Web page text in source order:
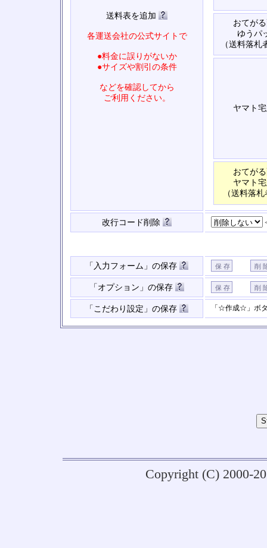
送料表を追加
各運送会社の公式サイトで
●料金に誤りがないか
●サイズや割引の条件
などを確認してから
ご利用ください。
おてが
ゆうパ
（送料落札
ヤマト
おてが
ヤマト
（送料落
改行コード削除
「入力フォーム」の保存
「オプション」の保存
「こだわり設定」の保存 「☆作成☆」ボ
Copyright (C) 2000-